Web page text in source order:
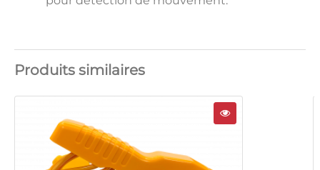
Produits similaires